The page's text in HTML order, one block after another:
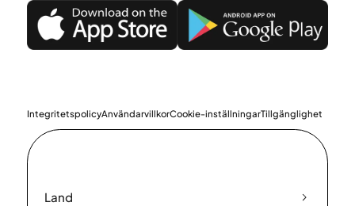
IntegritetspolicyAnvändarvillkorCookie-inställningarTillgänglighet
Land